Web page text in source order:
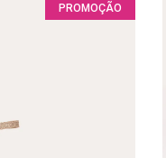
PROMOÇÃO